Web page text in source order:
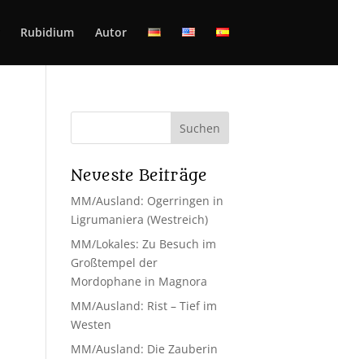
Rubidium Autor
Neueste Beiträge
MM/Ausland: Ogerringen in
Ligrumaniera (Westreich)
MM/Lokales: Zu Besuch im
Großtempel der
Mordophane in Magnora
MM/Ausland: Rist – Tief im
Westen
MM/Ausland: Die Zauberin